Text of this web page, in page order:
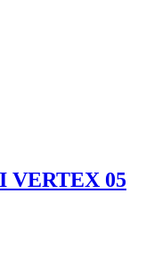
VERTEX 05